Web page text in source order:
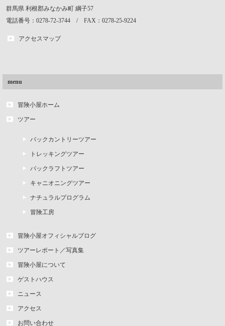
群馬県 利根郡みなかみ町 綱子57
電話番号：0278-72-3744 / FAX：0278-25-9224
アクセスマップ
menu
冒険小屋ホーム
ツアー
バックカントリーツアー
トレッキングツアー
パックラフトツアー
キャニオニングツアー
ナチュラルプログラム
冒険工房
冒険小屋オフィシャルブログ
ツアーレポート／写真集
冒険小屋について
ゲストハウス
ニュース
アクセス
お問い合わせ